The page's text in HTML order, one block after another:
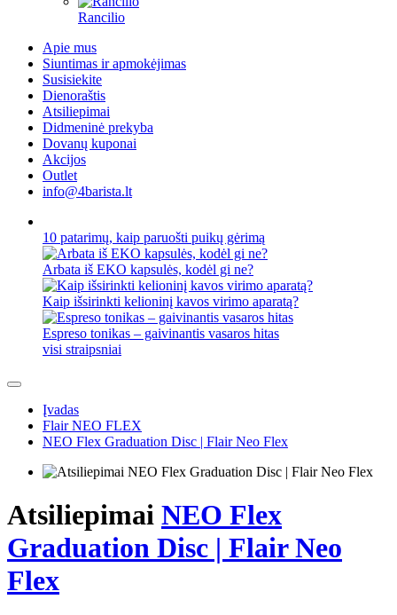
Rancilio
Apie mus
Siuntimas ir apmokėjimas
Susisiekite
Dienoraštis
Atsiliepimai
Didmeninė prekyba
Dovanų kuponai
Akcijos
Outlet
info@4barista.lt
10 patarimų, kaip paruošti puikų gėrimą
Arbata iš EKO kapsulės, kodėl gi ne?
Kaip išsirinkti kelioninį kavos virimo aparatą?
Espreso tonikas – gaivinantis vasaros hitas
visi straipsniai
Įvadas
Flair NEO FLEX
NEO Flex Graduation Disc | Flair Neo Flex
Atsiliepimai NEO Flex
Graduation Disc | Flair Neo
Flex